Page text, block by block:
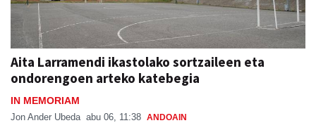
Aita Larramendi ikastolako sortzaileen eta
ondorengoen arteko katebegia
IN MEMORIAM
Jon Ander Ubeda abu 06, 11:38 ANDOAIN